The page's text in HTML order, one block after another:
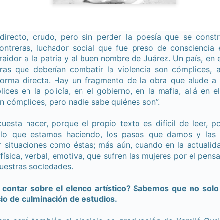
crudo, pero sin perder la poesía que se
luchador social que fue preso de consciencia
a la patria y al buen nombre de Juárez. Un país, en
que deberían combatir la violencia son cómplices,
directa. Hay un fragmento de la obra que alude a
en la policía, en el gobierno, en la mafia, allá en
cómplices, pero nadie sabe quiénes son”.
hacer, porque el propio texto es difícil de leer,
que estamos haciendo, los pasos que damos y las
situaciones como éstas; más aún, cuando en la
verbal, emotiva, que sufren las mujeres por el
sociedades.
contar sobre el elenco artístico? Sabemos que no
de culminación de estudios.
CARTA PÚBLICA: Red de solidaridad con Brenda
DE SOLIDARIDAD CON BRENDA QUEVEDO
Presidenta Claudia Sheinbaum Pardo;
y Ministros de la Suprema Corte de Justicia de la Nación;
General de la República, Dra. Ernestina Godoy Ramos:
personas y organizaciones que suscribimos esta carta nos
a ustedes porque consideramos que el caso de Brenda
Cruz representa una de las deudas más graves que el Estado
mantiene con la justicia, los derechos humanos y la verdad.
Funciones:
11 de julio
12 y 19 de julio
16, 23 y 30 de mayo
20 y 27 de junio